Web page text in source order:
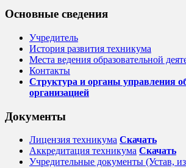
Основные сведения
Учредитель
История развития техникума
Места ведения образовательной
Контакты
Структура и органы управления
организацией
Документы
Лицензия техникума Скачать
Аккредитация техникума Скачать
Учредительные документы (Устав,